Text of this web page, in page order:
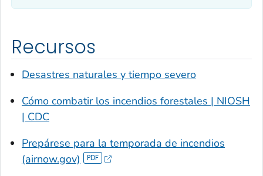
Recursos
Desastres naturales y tiempo severo
Cómo combatir los incendios forestales | NIOSH
| CDC
Prepárese para la temporada de incendios
(airnow.gov)